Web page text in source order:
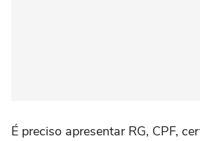
É preciso apresentar RG, CPF,